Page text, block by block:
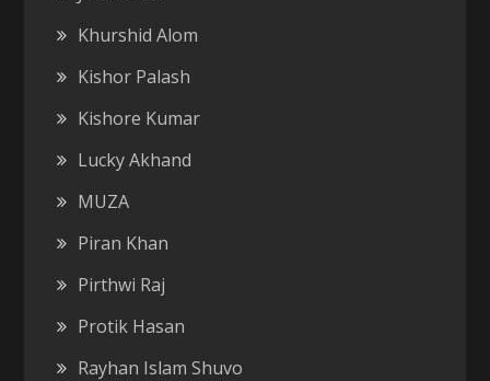
Khurshid Alom
Kishor Palash
Kishore Kumar
Lucky Akhand
MUZA
Piran Khan
Pirthwi Raj
Protik Hasan
Rayhan Islam Shuvo